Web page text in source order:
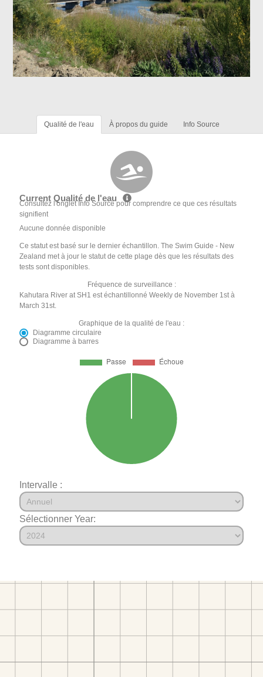
Qualité de l'eau À propos du guide Info Source
Current Qualité de l'eau
Consultez l'onglet Info Source pour comprendre ce que ces résultats
signifient
Aucune donnée disponible
Ce statut est basé sur le dernier échantillon. The Swim Guide - New
Zealand met à jour le statut de cette plage dès que les résultats des
tests sont disponibles.
Fréquence de surveillance :
Kahutara River at SH1 est échantillonné Weekly de November 1st à
March 31st.
Graphique de la qualité de l'eau :
Diagramme circulaire
Diagramme à barres
Intervalle :
Sélectionner Year: